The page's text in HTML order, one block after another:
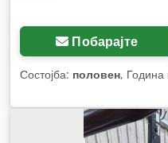
Побарајте
Состојба: половен, Година